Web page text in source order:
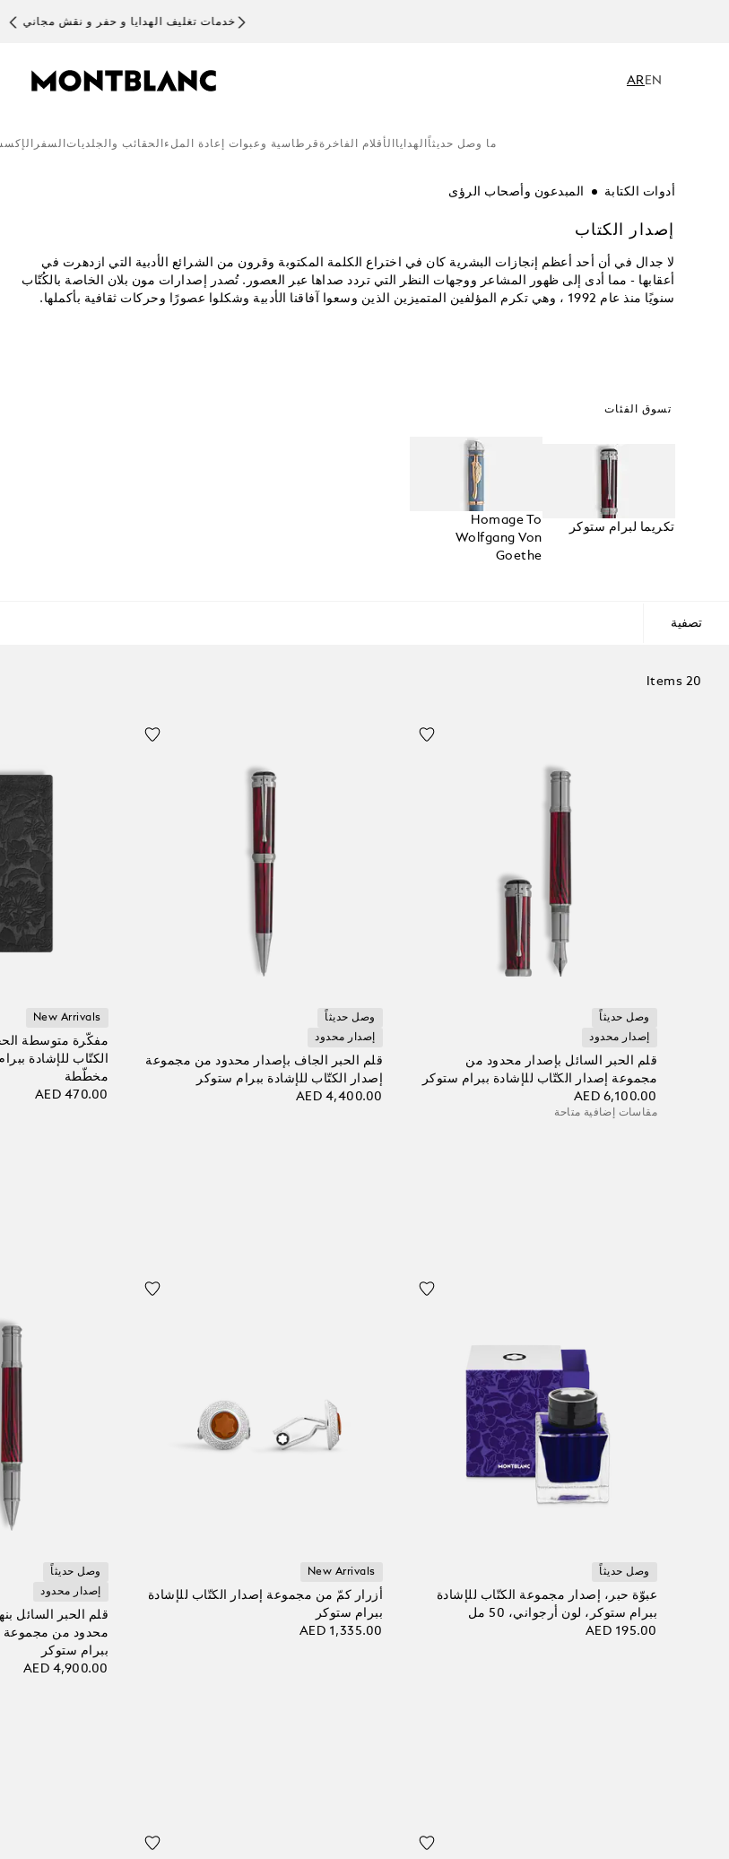
خدمات تغليف الهدايا و حفر و نقش مجاني
EN
AR
ما وصل حديثاً الهدايا الأقلام الفاخرة قرطاسية وعبوات إعادة الملء الحقائب والجلديات السفر
أدوات الكتابة المبدعون وأصحاب الرؤى
إصدار الكتاب
لا جدال في أن أحد أعظم إنجازات البشرية كان في اختراع الكلمة المكتوبة وقرون من الشرائع الأدبية التي ازدهرت في
أعقابها - مما أدى إلى ظهور المشاعر ووجهات النظر التي تردد صداها عبر العصور. تُصدر إصدارات مون بلان الخاصة بالكُتّاب
سنويًا منذ عام 1992 ، وهي تكرم المؤلفين المتميزين الذين وسعوا آفاقنا الأدبية وشكلوا عصورًا وحركات ثقافية بأكملها.
تسوق الفئات
تكريما لبرام ستوكر
Homage To
Wolfgang Von
Goethe
تصفية
20 Items
وصل حديثاً
إصدار محدود
قلم الحبر السائل بإصدار محدود من
مجموعة إصدار الكتّاب للإشادة ببرام ستوكر
AED 6,100.00
مقاسات إضافية متاحة
وصل حديثاً
إصدار محدود
قلم الحبر الجاف بإصدار محدود من مجموعة
إصدار الكتّاب للإشادة ببرام ستوكر
AED 4,400.00
New Arrivals
مفكّرة متوسطة
الكتّاب للإشادة
مخطّطة
AED 470.00
وصل حديثاً
عبوّة حبر، إصدار مجموعة الكتّاب للإشادة
ببرام ستوكر، لون أرجواني، 50 مل
AED 195.00
New Arrivals
أزرار كمّ من مجموعة إصدار الكتّاب للإشادة
ببرام ستوكر
AED 1,335.00
وصل حديثاً
إصدار محدود
قلم الحبر السائل
محدود من مجموعة
ببرام ستوكر
AED 4,900.00